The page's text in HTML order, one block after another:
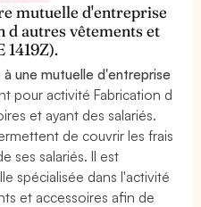
mutuelle d'entreprise
autres vêtements et
1419Z).
une mutuelle d'entreprise
pour activité Fabrication d
et ayant des salariés.
de couvrir les frais
ses salariés. Il est
spécialisée dans l'activité
et accessoires afin de